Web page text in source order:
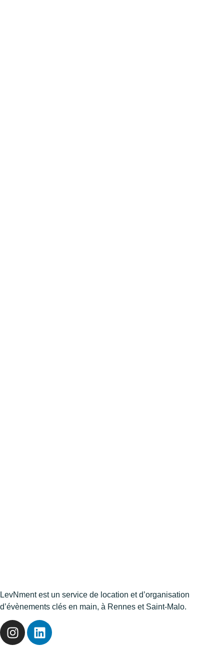
LevNment est un service de location et d’organisation
d’évènements clés en main, à Rennes et Saint-Malo.